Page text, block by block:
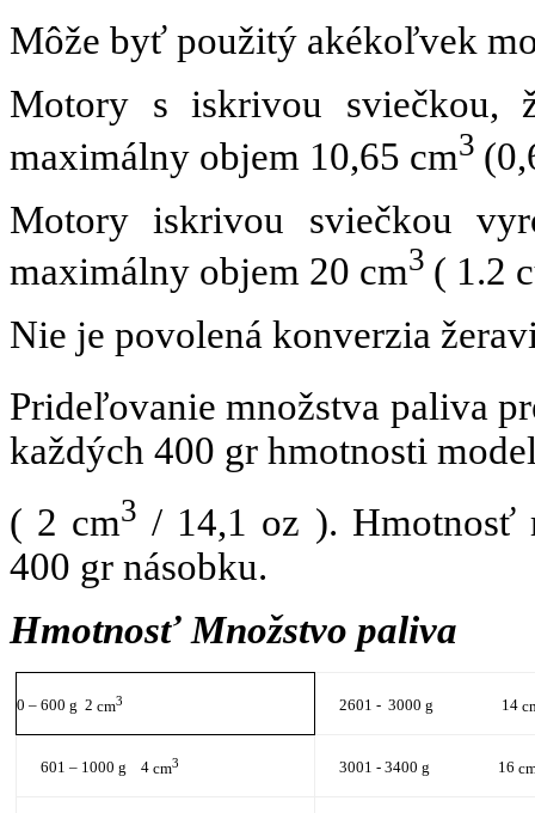
Môže byť použitý akékoľvek
Motory s iskrivou sviečkou,
maximálny objem 10,65 cm3
Motory iskrivou sviečkou
maximálny objem 20 cm3 ( 1.2
Nie je povolená konverzia
Prideľovanie množstva paliva
každých 400 gr hmotnosti
( 2 cm3 / 14,1 oz ). Hmotnosť
400 gr násobku.
Hmotnosť Množstvo paliva
0 – 600 g 2 cm3 2601 - 3000 g 14
601 – 1000 g 4cm3 3001 - 3400 g 16